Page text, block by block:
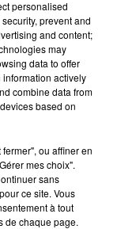
au moins 12
l’utilisation
retraites.
mobilisation
avec le
personalised
prevent and
and content;
may
data to offer
actively
combine data from
based on
ou affiner en
mes choix".
sans
ce site. Vous
à tout
de chaque page.